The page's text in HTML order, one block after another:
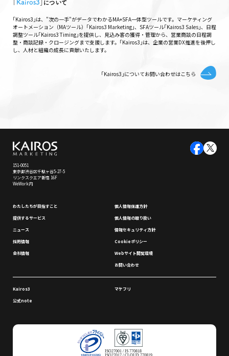
Kairos3 ｣について
｢Kairos3｣は、"次の一手"がデータでわかるMA+SFA一体型ツールです。マーケティング
オートメーション（MAツール）｢Kairos3 Marketing｣、SFAツール｢Kairos3 Sales｣、日程
調整ツール｢Kairos3 Timing｣を提供し、見込み客の獲得・管理から、営業商談の日程調
整・商談記録・クロージングまで支援します。｢Kairos3｣は、企業の営業DX推進を後押し
し、人材と組織の成長に貢献いたします。
｢Kairos3｣についてお問い合わせはこちら
151-0051
東京都渋谷区千駄ヶ谷5-27-5
リンクスクエア新宿 16F
WeWork内
わたしたちが⽬指すこと
提供するサービス
ニュース
採⽤情報
会社情報
個⼈情報保護⽅針
個⼈情報の取り扱い
情報セキュリティ⽅針
Cookieポリシー
Webサイト閲覧環境
お問い合わせ
Kairos3 マケフリ
公式note
ISO27001 / IS 770818
ISO27017 / CLOUD 770819